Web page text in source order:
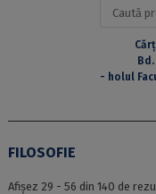
Caută
- holul
FILOSOFIE
Afișez 29 - 56 din 140 de